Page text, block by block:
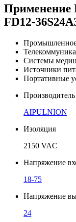
Применение
FD12-
Промышленное
Системы
Источники
Портативные
Производитель
AIPULNION
Изоляция
2150 VAC
Напряжение
18-75
Напряжение
24